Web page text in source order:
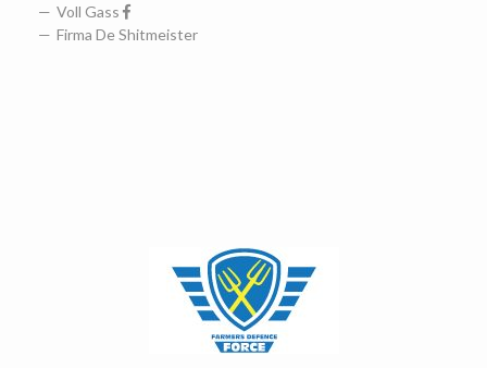
Voll Gass
Firma De Shitmeister